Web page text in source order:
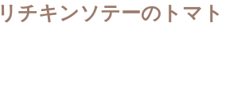
チキンソテーのトマト